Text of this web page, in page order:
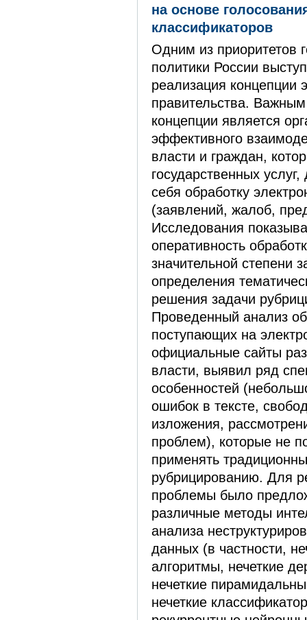
на основе
классификаторов
Одним из приоритетов
политики России
реализация концепции
правительства.
концепции является
эффективного
власти и граждан,
государственных
себя обработку
(заявлений, жалоб,
Исследования
оперативность
значительной степени
определения
решения задачи
Проведенный анализ
поступающих на
официальные сайты
власти, выявил ряд
особенностей
ошибок в тексте,
изложения,
проблем), которые не
применять
рубрицированию. Для
проблемы было
различные методы
анализа
данных (в частности,
алгоритмы, нечеткие
нечеткие
нечеткие